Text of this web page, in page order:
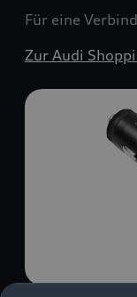
Für eine
Zur Audi